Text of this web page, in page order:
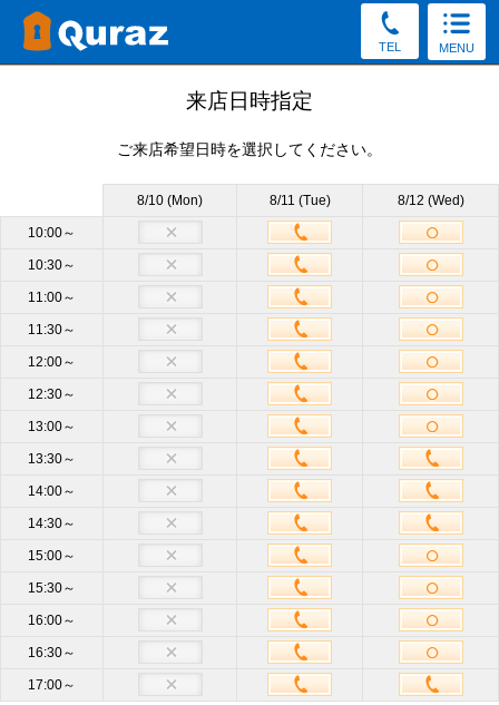
TEL MENU
見学予約
キャンセルOK）
お電話でもご質問・ご来店予約を承っております。
0120-60-8023
受付8:30～19:30（土日祝もOK）
サイズ 他のサイズも見学OK
来店日時
須
携帯電話
ハイフン不要
来店日時指定
ご来店希望日時を選択してください。
8/10 (Mon) 8/11 (Tue) 8/12 (Wed)
10:00～
10:30～
11:00～
11:30～
12:00～
12:30～
13:00～
13:30～
14:00～
14:30～
15:00～
15:30～
16:00～
16:30～
17:00～